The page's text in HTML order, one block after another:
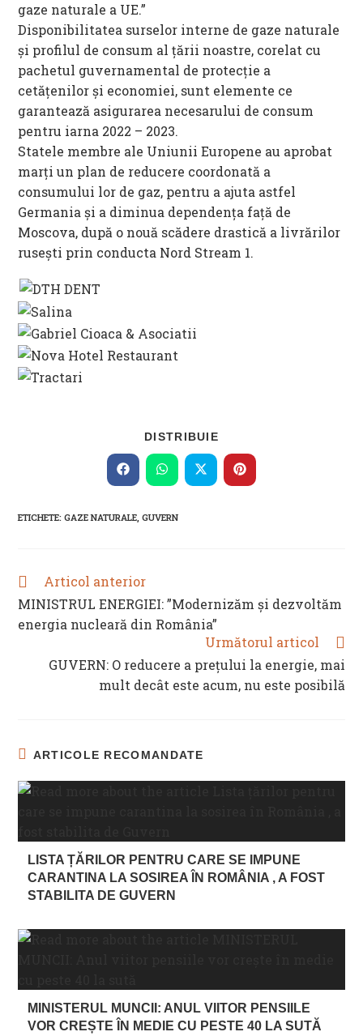
gaze naturale a UE.”
Disponibilitatea surselor interne de gaze naturale
şi profilul de consum al ţării noastre, corelat cu
pachetul guvernamental de protecţie a
cetăţenilor şi economiei, sunt elemente ce
garantează asigurarea necesarului de consum
pentru iarna 2022 – 2023.
Statele membre ale Uniunii Europene au aprobat
marţi un plan de reducere coordonată a
consumului lor de gaz, pentru a ajuta astfel
Germania şi a diminua dependenţa faţă de
Moscova, după o nouă scădere drastică a livrărilor
ruseşti prin conducta Nord Stream 1.
DISTRIBUIE
THIS
CONTENT
Opens
in
window
Opens
in
window
Opens
in
Opens
in
ETICHETE:GAZE NATURALE, GUVERN
READ
ARTICLES
Articol anterior
MINISTRUL ENERGIEI: ”Modernizăm şi dezvoltăm
energia nucleară din România”
Următorul articol
GUVERN: O reducere a prețului la energie, mai
mult decât este acum, nu este posibilă
ARTICOLE RECOMANDATE
LISTA ȚĂRILOR PENTRU CARE SE IMPUNE
CARANTINA LA SOSIREA ÎN ROMÂNIA , A FOST
STABILITA DE GUVERN
MINISTERUL MUNCII: ANUL VIITOR PENSIILE
VOR CREȘTE ÎN MEDIE CU PESTE 40 LA SUTĂ